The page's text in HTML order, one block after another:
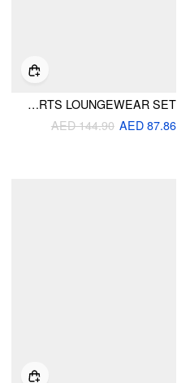
V-NECK RUFFLED KNOTTED CAMI TOP & MID RISE POLKA DOT SHORTS LOUNGEWEAR SET
AED 87.86
AED 144.90